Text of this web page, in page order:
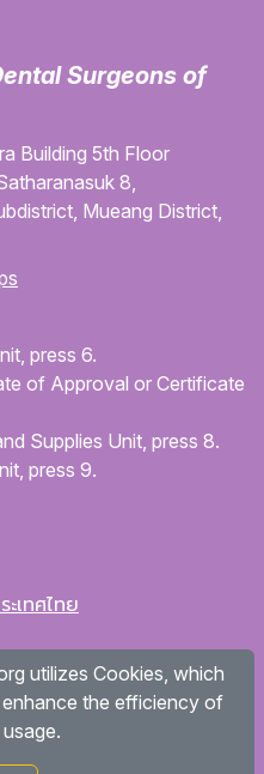
Surgeons of
Building 5th Floor
8,
Mueang District,
press 6.
of Approval or Certificate
Supplies Unit, press 8.
press 9.
เทศไทย
of Thailand
utilizes Cookies, which
the efficiency of